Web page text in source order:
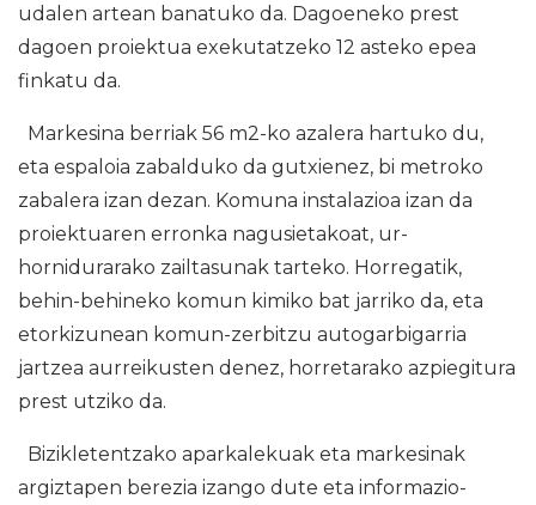
udalen artean banatuko da. Dagoeneko prest
dagoen proiektua exekutatzeko 12 asteko epea
finkatu da.
Markesina berriak 56 m2-ko azalera hartuko du,
eta espaloia zabalduko da gutxienez, bi metroko
zabalera izan dezan. Komuna instalazioa izan da
proiektuaren erronka nagusietakoat, ur-
hornidurarako zailtasunak tarteko. Horregatik,
behin-behineko komun kimiko bat jarriko da, eta
etorkizunean komun-zerbitzu autogarbigarria
jartzea aurreikusten denez, horretarako azpiegitura
prest utziko da.
Bizikletentzako aparkalekuak eta markesinak
argiztapen berezia izango dute eta informazio-